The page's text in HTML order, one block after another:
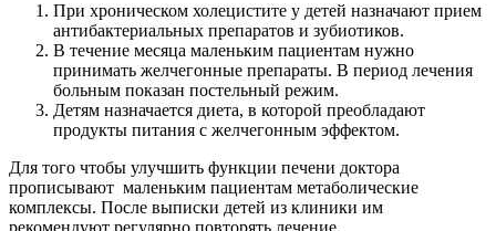
При хроническом холецистите у детей назначают прием
антибактериальных препаратов и зубиотиков.
В течение месяца маленьким пациентам нужно
принимать желчегонные препараты. В период лечения
больным показан постельный режим.
Детям назначается диета, в которой преобладают
продукты питания с желчегонным эффектом.
Для того чтобы улучшить функции печени доктора
прописывают маленьким пациентам метаболические
комплексы. После выписки детей из клиники им